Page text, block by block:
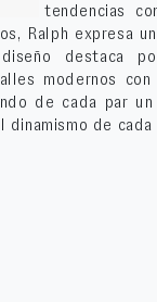
tendencias
Ralph expresa
destaca
modernos
de cada par
dinamismo de cada